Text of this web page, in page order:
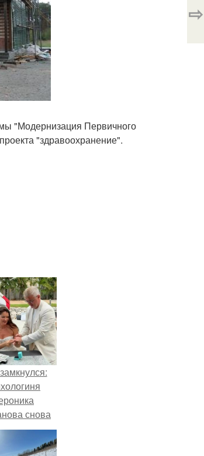
"Модернизация Первичного
"здравоохранение".
⇨
снова
замуж за